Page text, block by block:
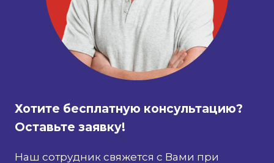
Хотите бесплатную консультацию?
Оставьте заявку!
Наш сотрудник свяжется с Вами при